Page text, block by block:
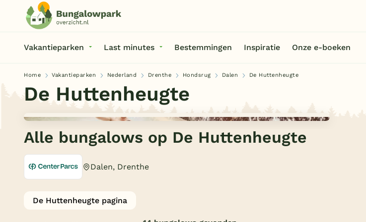
Vakantieparken Last minutes Bestemmingen Inspiratie Onze e-boeken
Home Vakantieparken Nederland Drenthe Hondsrug Dalen De Huttenheugte
De Huttenheugte
Alle bungalows op De Huttenheugte
Dalen, Drenthe
De Huttenheugte pagina